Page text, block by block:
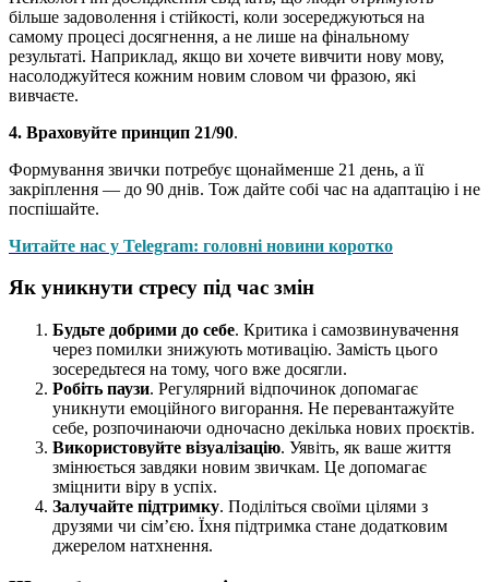
більше задоволення і стійкості, коли зосереджуються на
самому процесі досягнення, а не лише на фінальному
результаті. Наприклад, якщо ви хочете вивчити нову мову,
насолоджуйтеся кожним новим словом чи фразою, які
вивчаєте.
4. Враховуйте принцип 21/90.
Формування звички потребує щонайменше 21 день, а її
закріплення — до 90 днів. Тож дайте собі час на адаптацію і не
поспішайте.
Читайте нас у Telegram: головні новини коротко
Як уникнути стресу під час змін
Будьте добрими до себе. Критика і самозвинувачення
через помилки знижують мотивацію. Замість цього
зосередьтеся на тому, чого вже досягли.
Робіть паузи. Регулярний відпочинок допомагає
уникнути емоційного вигорання. Не перевантажуйте
себе, розпочинаючи одночасно декілька нових проєктів.
Використовуйте візуалізацію. Уявіть, як ваше життя
змінюється завдяки новим звичкам. Це допомагає
зміцнити віру в успіх.
Залучайте підтримку. Поділіться своїми цілями з
друзями чи сім’єю. Їхня підтримка стане додатковим
джерелом натхнення.